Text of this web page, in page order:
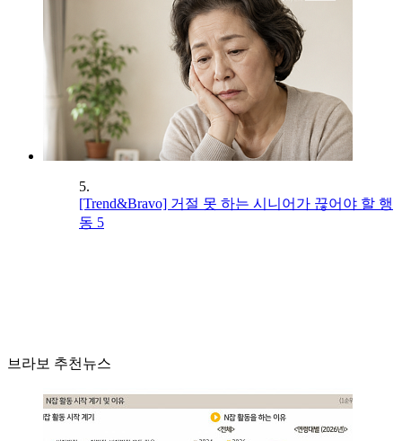
5.
[Trend&Bravo] 거절 못 하는 시니어가 끊어야 할 행
동 5
브라보 추천뉴스